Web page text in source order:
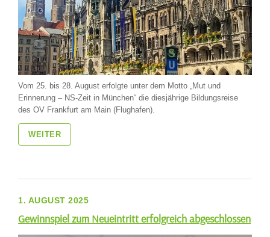
Vom 25. bis 28. August erfolgte unter dem Motto „Mut und
Erinnerung – NS-Zeit in München“ die diesjährige Bildungsreise
des OV Frankfurt am Main (Flughafen).
WEITER
1. AUGUST 2025
Gewinnspiel zum Neueintritt erfolgreich abgeschlossen